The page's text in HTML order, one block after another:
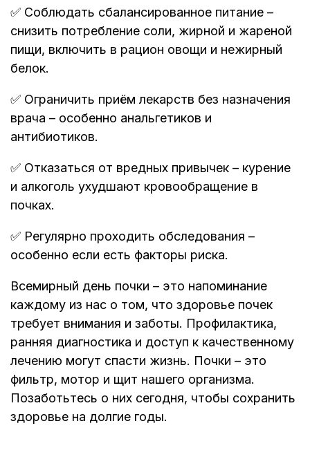
✅ Соблюдать сбалансированное питание –
снизить потребление соли, жирной и жареной
пищи, включить в рацион овощи и нежирный
белок.
✅ Ограничить приём лекарств без назначения
врача – особенно анальгетиков и
антибиотиков.
✅ Отказаться от вредных привычек – курение
и алкоголь ухудшают кровообращение в
почках.
✅ Регулярно проходить обследования –
особенно если есть факторы риска.
Всемирный день почки – это напоминание
каждому из нас о том, что здоровье почек
требует внимания и заботы. Профилактика,
ранняя диагностика и доступ к качественному
лечению могут спасти жизнь. Почки – это
фильтр, мотор и щит нашего организма.
Позаботьтесь о них сегодня, чтобы сохранить
здоровье на долгие годы.